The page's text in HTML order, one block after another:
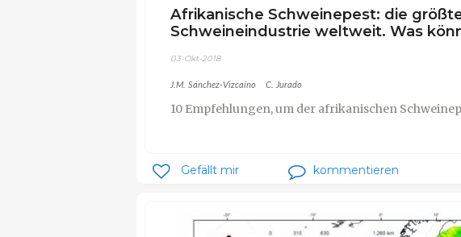
Afrikanische Schweinepest: die
Schweineindustrie weltweit. Was
03-Okt-2018
J.M. Sánchez-Vizcaíno C. Jurado
10 Empfehlungen, um der afrikanischen
Gefällt mir kommentieren